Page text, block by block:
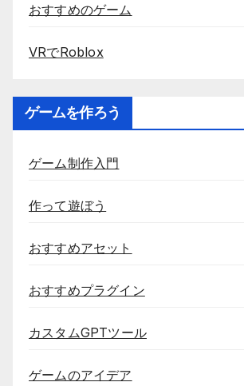
おすすめのゲーム
VRでRoblox
ゲームを作ろう
ゲーム制作入門
作って遊ぼう
おすすめアセット
おすすめプラグイン
カスタムGPTツール
ゲームのアイデア